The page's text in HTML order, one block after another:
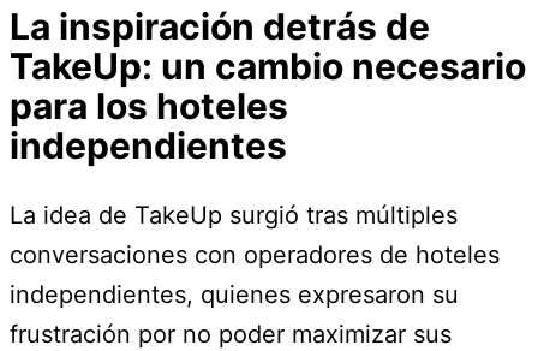
La inspiración detrás de
TakeUp: un cambio necesario
para los hoteles
independientes
La idea de TakeUp surgió tras múltiples
conversaciones con operadores de hoteles
independientes, quienes expresaron su
frustración por no poder maximizar sus